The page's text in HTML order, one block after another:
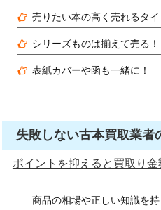
売りたい本の高く売れるタ
シリーズものは揃えて売る！
表紙カバーや函も一緒に！
失敗しない古本買取業者
ポイントを抑えると買取り金
商品の相場や正しい知識を